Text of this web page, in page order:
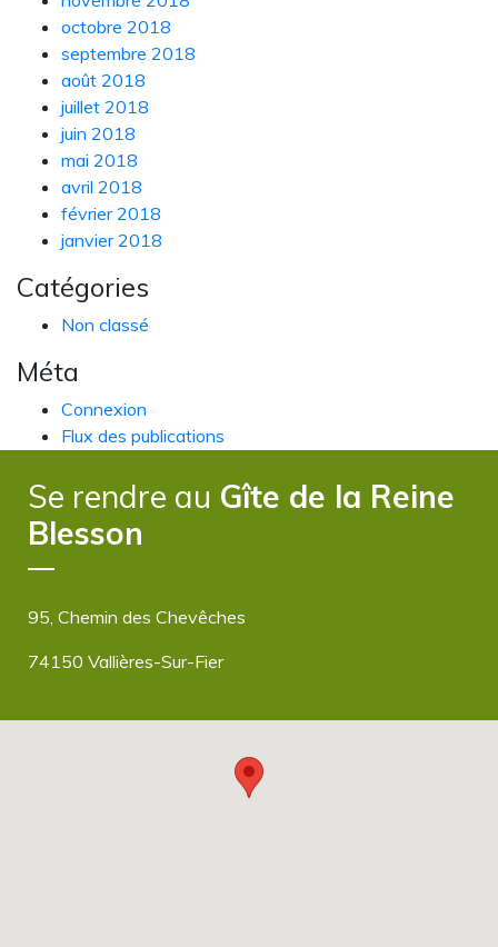
octobre 2018
septembre 2018
août 2018
juillet 2018
juin 2018
mai 2018
avril 2018
février 2018
janvier 2018
Catégories
Non classé
Méta
Connexion
Flux des publications
Site de WordPress-FR
Se rendre au Gîte de la Reine
Blesson
95, Chemin des Chevêches
74150 Vallières-Sur-Fier